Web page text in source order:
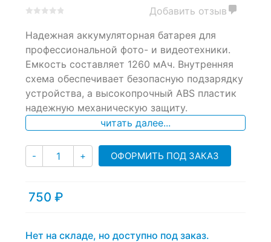
out
based
on
customer
ratings
Добавить отзыв
Надежная аккумуляторная батарея для
профессиональной фото- и видеотехники.
Емкость составляет 1260 мАч. Внутренняя
схема обеспечивает безопасную подзарядку
устройства, а высокопрочный ABS пластик
надежную механическую защиту.
читать далее...
- Количество
+ ОФОРМИТЬ ПОД ЗАКАЗ
750 ₽
Нет на складе, но доступно под заказ.